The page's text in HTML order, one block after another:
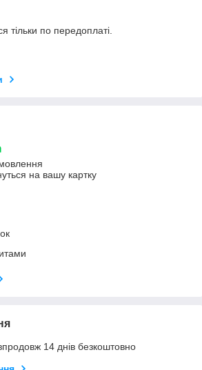
тільки по передоплаті.
на вашу картку
14 днів безкоштовно